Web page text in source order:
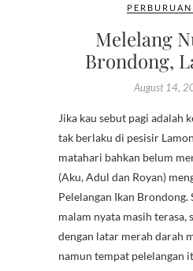
Melelang
Brondong,
August 14,
Jika kau sebut pagi adalah
tak berlaku di pesisir
matahari bahkan belum
(Aku, Adul dan Royan)
Pelelangan Ikan Brondong.
malam nyata masih terasa,
dengan latar merah darah
namun tempat pelelangan